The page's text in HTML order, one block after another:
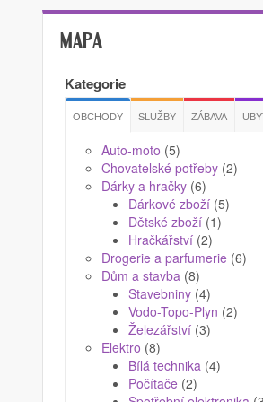
MAPA
Kategorie
OBCHODY SLUŽBY ZÁBAVA
Auto-moto (5)
Chovatelské potřeby (2)
Dárky a hračky (6)
Dárkové zboží (5)
Dětské zboží (1)
Hračkářství (2)
Drogerie a parfumerie (6)
Dům a stavba (8)
Stavebniny (4)
Vodo-Topo-Plyn (2)
Železářství (3)
Elektro (8)
Bílá technika (4)
Počítače (2)